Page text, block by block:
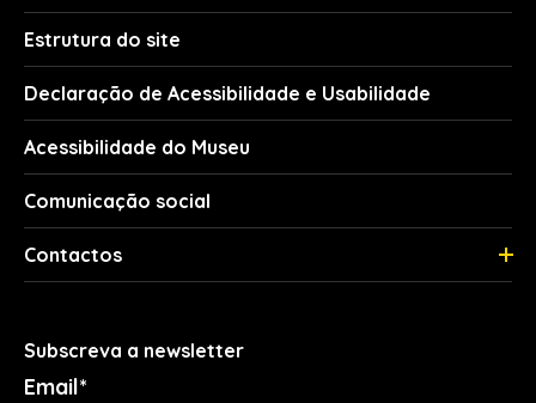
Estrutura do site
Declaração de Acessibilidade e Usabilidade
Acessibilidade do Museu
Comunicação social
Contactos
Subscreva a newsletter
Email*